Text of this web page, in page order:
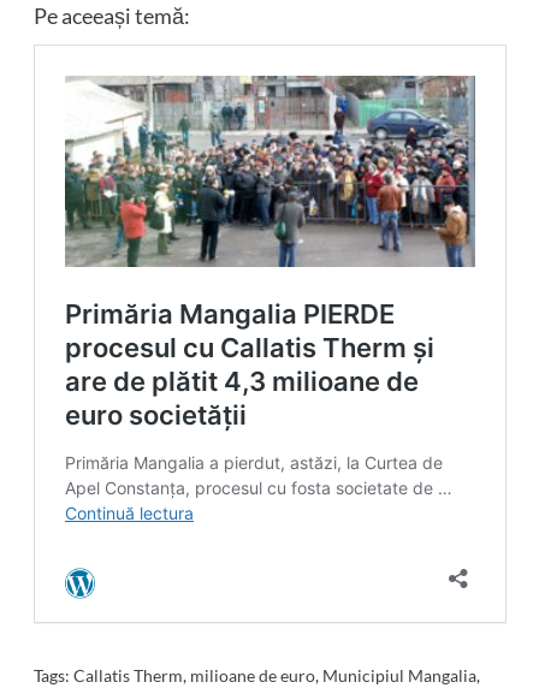
Pe aceeași temă:
Tags: Callatis Therm, milioane de euro, Municipiul Mangalia,